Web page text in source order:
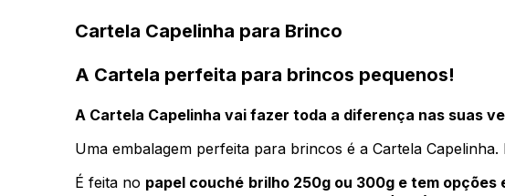
Cartela Capelinha para Brinco
A Cartela perfeita para brincos pequenos!
A Cartela Capelinha vai fazer toda a diferença nas suas
Uma embalagem perfeita para brincos é a Cartela Capelinha.
É feita no papel couché brilho 250g ou 300g e tem